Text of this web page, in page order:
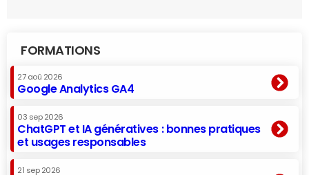
FORMATIONS
27 aoû 2026
Google Analytics GA4
03 sep 2026
ChatGPT et IA génératives : bonnes pratiques
et usages responsables
21 sep 2026